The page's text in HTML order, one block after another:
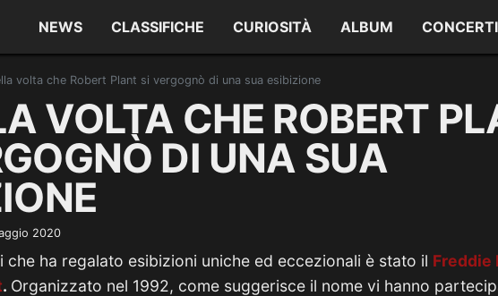
NEWS CLASSIFICHE CURIOSITÀ ALBUM CONCERTI
volta che Robert Plant si vergognò di una sua esibizione
VOLTA CHE ROBERT
DI UNA SUA
2020
che ha regalato esibizioni uniche ed eccezionali è stato il Freddie
. Organizzato nel 1992, come suggerisce il nome vi hanno